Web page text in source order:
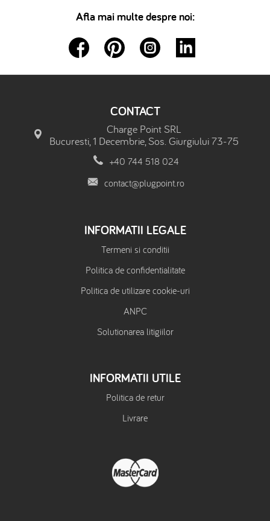
Afla mai multe despre noi:
CONTACT
Charge Point SRL
Bucuresti, 1 Decembrie, Sos. Giurgiului 73-75
+40 744 518 024
contact@plugpoint.ro
INFORMATII LEGALE
Termeni si conditii
Politica de confidentialitate
Politica de utilizare cookie-uri
ANPC
Solutionarea litigiilor
INFORMATII UTILE
Politica de retur
Livrare